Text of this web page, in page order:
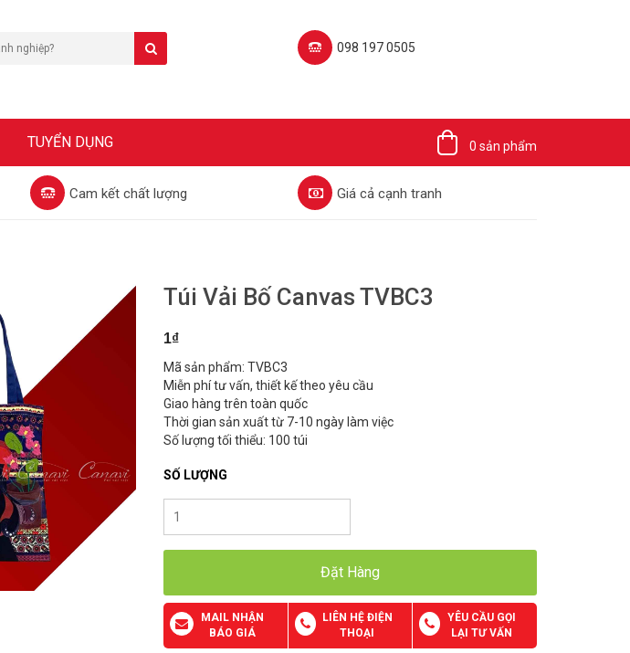
098 197 0505‬
TUYỂN DỤNG 0 sản phẩm
Cam kết chất lượng Giá cả cạnh tranh
Túi Vải Bố Canvas TVBC3
1₫
Mã sản phẩm: TVBC3
Miễn phí tư vấn, thiết kế theo yêu cầu
Giao hàng trên toàn quốc
Thời gian sản xuất từ 7-10 ngày làm việc
Số lượng tối thiểu: 100 túi
SỐ LƯỢNG
Đặt Hàng
MAIL NHẬN
BÁO GIÁ
LIÊN HỆ ĐIỆN
THOẠI
YÊU CẦU GỌI
LẠI TƯ VẤN